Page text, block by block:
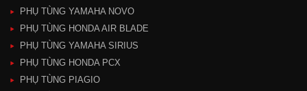
PHỤ TÙNG YAMAHA NOVO
PHỤ TÙNG HONDA AIR BLADE
PHỤ TÙNG YAMAHA SIRIUS
PHỤ TÙNG HONDA PCX
PHỤ TÙNG PIAGIO